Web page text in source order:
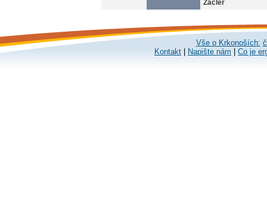
Žacléř
Vše o Krkonoších:
Kontakt
Napište nám Co je